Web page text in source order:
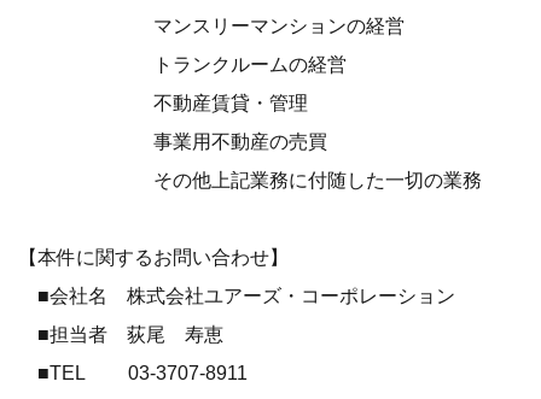
マンスリーマンションの経営
トランクルームの経営
不動産賃貸・管理
事業用不動産の売買
その他上記業務に付随した一切の業務
【本件に関するお問い合わせ】
■会社名 株式会社ユアーズ・コーポレーション
■担当者 荻尾 寿恵
■TEL 03-3707-8911